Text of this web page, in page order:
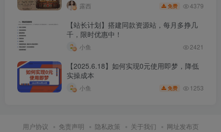
露西 免费 4379
【站长计划】搭建同款资源站，每月多挣几
千，限时优惠中！
小鱼 2421
【2025.6.18】如何实现0元使用即梦，降低
实操成本
小鱼 免费 1253
用户协议 免责声明 隐私政策 关于我们 网址发布页